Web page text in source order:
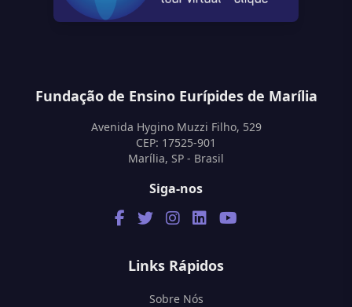
Fundação de Ensino Eurípides de Marília
Avenida Hygino Muzzi Filho, 529
CEP: 17525-901
Marília, SP - Brasil
Siga-nos
Links Rápidos
Sobre Nós